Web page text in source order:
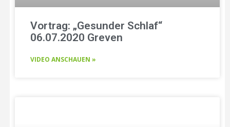
Vortrag: „Gesunder Schlaf“
06.07.2020 Greven
VIDEO ANSCHAUEN »